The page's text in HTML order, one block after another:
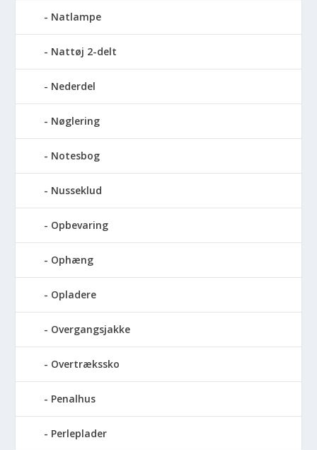
Natlampe
Nattøj 2-delt
Nederdel
Nøglering
Notesbog
Nusseklud
Opbevaring
Ophæng
Opladere
Overgangsjakke
Overtrækssko
Penalhus
Perleplader